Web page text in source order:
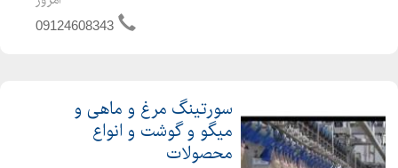
09124608343
سورتینگ مرغ و ماهی و
میگو و گوشت و انواع
محصولات